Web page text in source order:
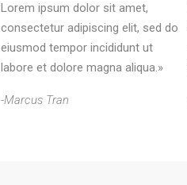
Lorem ipsum dolor sit amet,
consectetur adipiscing elit, sed do
eiusmod tempor incididunt ut
labore et dolore magna aliqua.»
-Marcus Tran